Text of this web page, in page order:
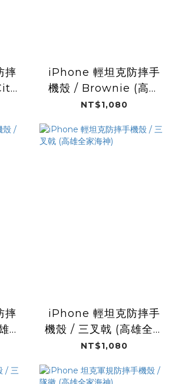
摔
iPhone 輕坦克防摔手
機殼 / Brownie (高雄
全家海神)
NT$1,080
摔
全
iPhone 輕坦克防摔手
機殼 / 三叉戟 (高雄全家
海神)
NT$1,080